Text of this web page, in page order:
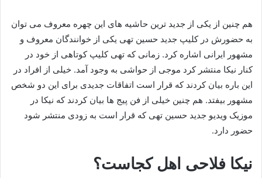
هم چنین از یکی از جدید ترین حاشیه های این چهره معروف می‌ توان
به حضورش در کلیپ جدید حسین تهی یکی از خوانندگان معروف و
مشهور ایرانی اشاره کرد. زمانی که تهی کلیپ کوتاهی از خود در
کنار نیکا منتشر کرد موجی از حواشی به وجود آمد. خیلی از افراد در
این باره بیان کردند که قرار است اتفاقات جدیدی برای این دو شخص
مشهور بیفتد. هم چنین خیلی از فن پیج ها بیان کردند که نیکا در
موزیک ویدیو جدید حسین تهی که قرار است به زودی منتشر شود
حضور دارد.
نیکا فلاحی اهل کجاست؟